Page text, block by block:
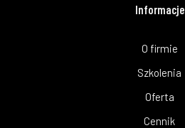
Informacje
O firmie
Szkolenia
Oferta
Cennik